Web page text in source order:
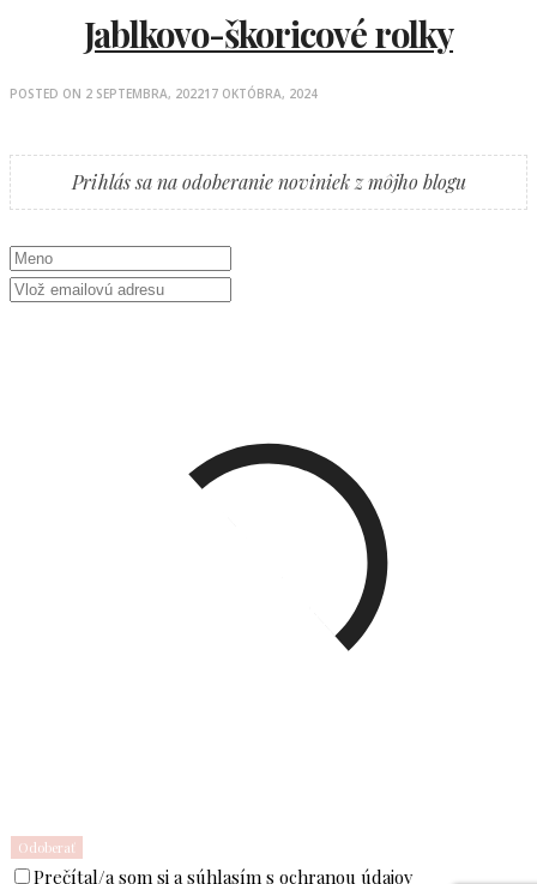
Jablkovo-škoricové rolky
POSTED ON 2 SEPTEMBRA, 202217 OKTÓBRA, 2024
Prihlás sa na odoberanie noviniek z môjho blogu
Prečítal/a som si a súhlasím s ochranou údajov